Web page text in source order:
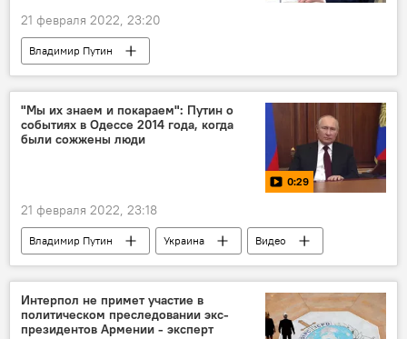
21 февраля 2022, 23:20
Владимир Путин
"Мы их знаем и покараем": Путин о
событиях в Одессе 2014 года, когда
были сожжены люди
0:29
21 февраля 2022, 23:18
Владимир Путин Украина
Видео
майдан
Интерпол не примет участие в
политическом преследовании экс-
президентов Армении - эксперт